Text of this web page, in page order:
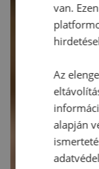
van.
Az
alapján